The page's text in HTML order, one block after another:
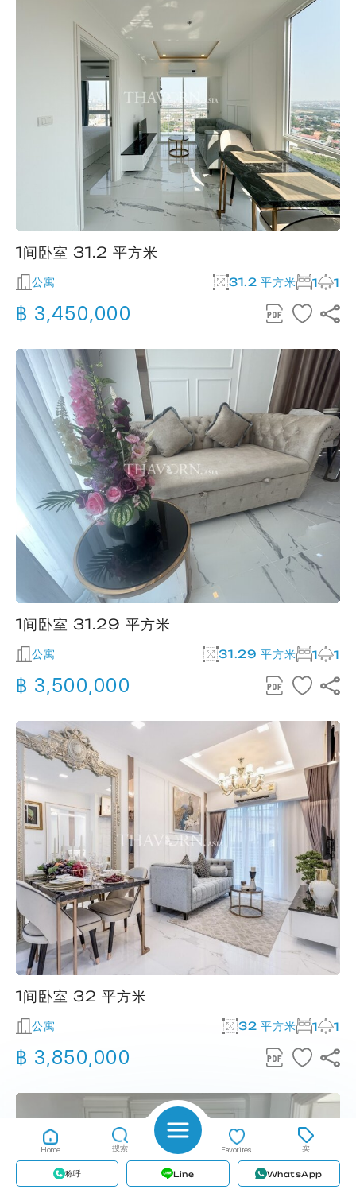
Home 搜索 Favorites 卖
称呼 Line WhatsApp
1间卧室 31.2 平方米
公寓 31.2 平方米 1 1
฿ 3,450,000
1间卧室 31.29 平方米
公寓 31.29 平方米 1 1
฿ 3,500,000
1间卧室 32 平方米
公寓 32 平方米 1 1
฿ 3,850,000